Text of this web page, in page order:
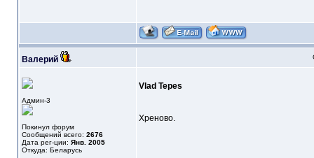
Валерий
Админ-3
Покинул форум
Сообщений всего: 2676
Дата рег-ции: Янв. 2005
Откуда: Беларусь
Vlad Tepes
Хреново.